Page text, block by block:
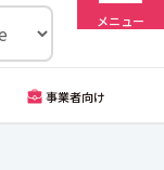
メニュー
事業者向け